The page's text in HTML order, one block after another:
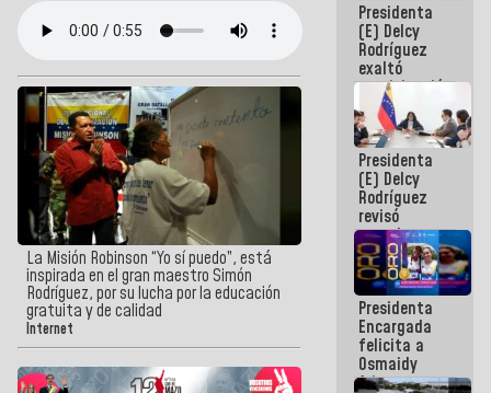
La Misión Robinson “Yo sí puedo”, está
inspirada en el gran maestro Simón
Rodríguez, por su lucha por la educación
gratuita y de calidad
Internet
Presidenta
(E) Delcy
Rodríguez
exaltó
participación
de
Venezuela
en Juegos
Centroamericanos
y del Caribe
2026
Presidenta
(E) Delcy
Rodríguez
revisó
agenda
económica y
ejecución de
fondos de
emergencia
post-sismos
Presidenta
Encargada
felicita a
Osmaidy
Arias y